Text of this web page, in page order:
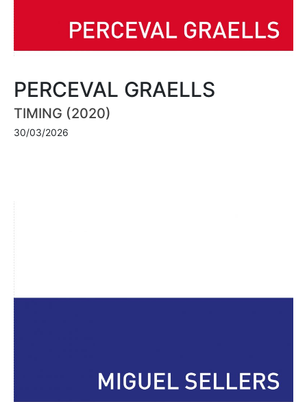
PERCEVAL GRAELLS
TIMING (2020)
30/03/2026